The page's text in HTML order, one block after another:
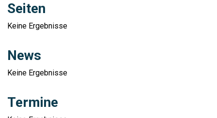
Seiten
Keine Ergebnisse
News
Keine Ergebnisse
Termine